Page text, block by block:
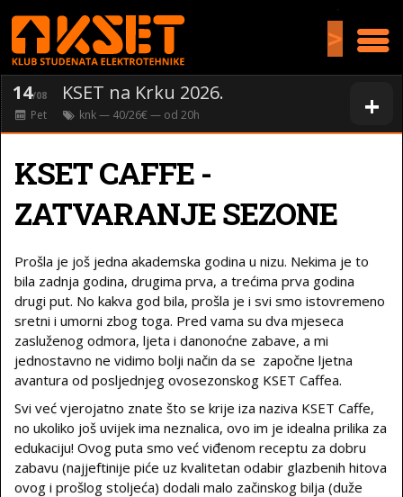
>
+
14/08 KSET na Krku 2026.
Pet knk— 40/26€ — od 20h
KSET CAFFE -
ZATVARANJE SEZONE
Prošla je još jedna akademska godina u nizu. Nekima je to
bila zadnja godina, drugima prva, a trećima prva godina
drugi put. No kakva god bila, prošla je i svi smo istovremeno
sretni i umorni zbog toga. Pred vama su dva mjeseca
zasluženog odmora, ljeta i danonoćne zabave, a mi
jednostavno ne vidimo bolji način da se započne ljetna
avantura od posljednjeg ovosezonskog KSET Caffea.
Svi već vjerojatno znate što se krije iza naziva KSET Caffe,
no ukoliko još uvijek ima neznalica, ovo im je idealna prilika za
edukaciju! Ovog puta smo već viđenom receptu za dobru
zabavu (najjeftinije piće uz kvalitetan odabir glazbenih hitova
ovog i prošlog stoljeća) dodali malo začinskog bilja (duže